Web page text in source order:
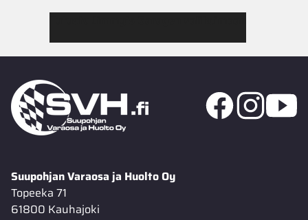
Suupohjan Varaosa ja Huolto Oy
Topeeka 71
61800 Kauhajoki